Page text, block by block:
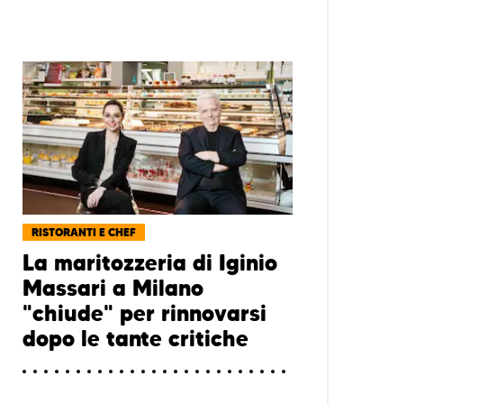
RISTORANTI E CHEF
La maritozzeria di Iginio
Massari a Milano
"chiude" per rinnovarsi
dopo le tante critiche